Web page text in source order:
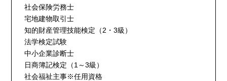
社会保険労務士
宅地建物取引士
知的財産管理技能検定（2・3級）
法学検定試験
中小企業診断士
日商簿記検定（1～3級）
社会福祉主事※任用資格